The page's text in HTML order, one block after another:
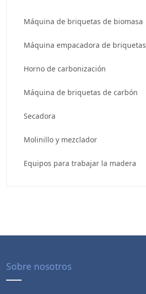
Máquina de briquetas de biomasa
Máquina empacadora de briquetas
Horno de carbonización
Máquina de briquetas de carbón
Secadora
Molinillo y mezclador
Equipos para trabajar la madera
Sobre nosotros